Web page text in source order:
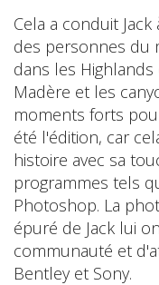
Cela a conduit
des personnes du
dans les
Madère et les
moments forts
été l'édition, car
histoire avec sa
programmes tels
Photoshop. La
épuré de Jack lui
communauté et
Bentley et Sony.